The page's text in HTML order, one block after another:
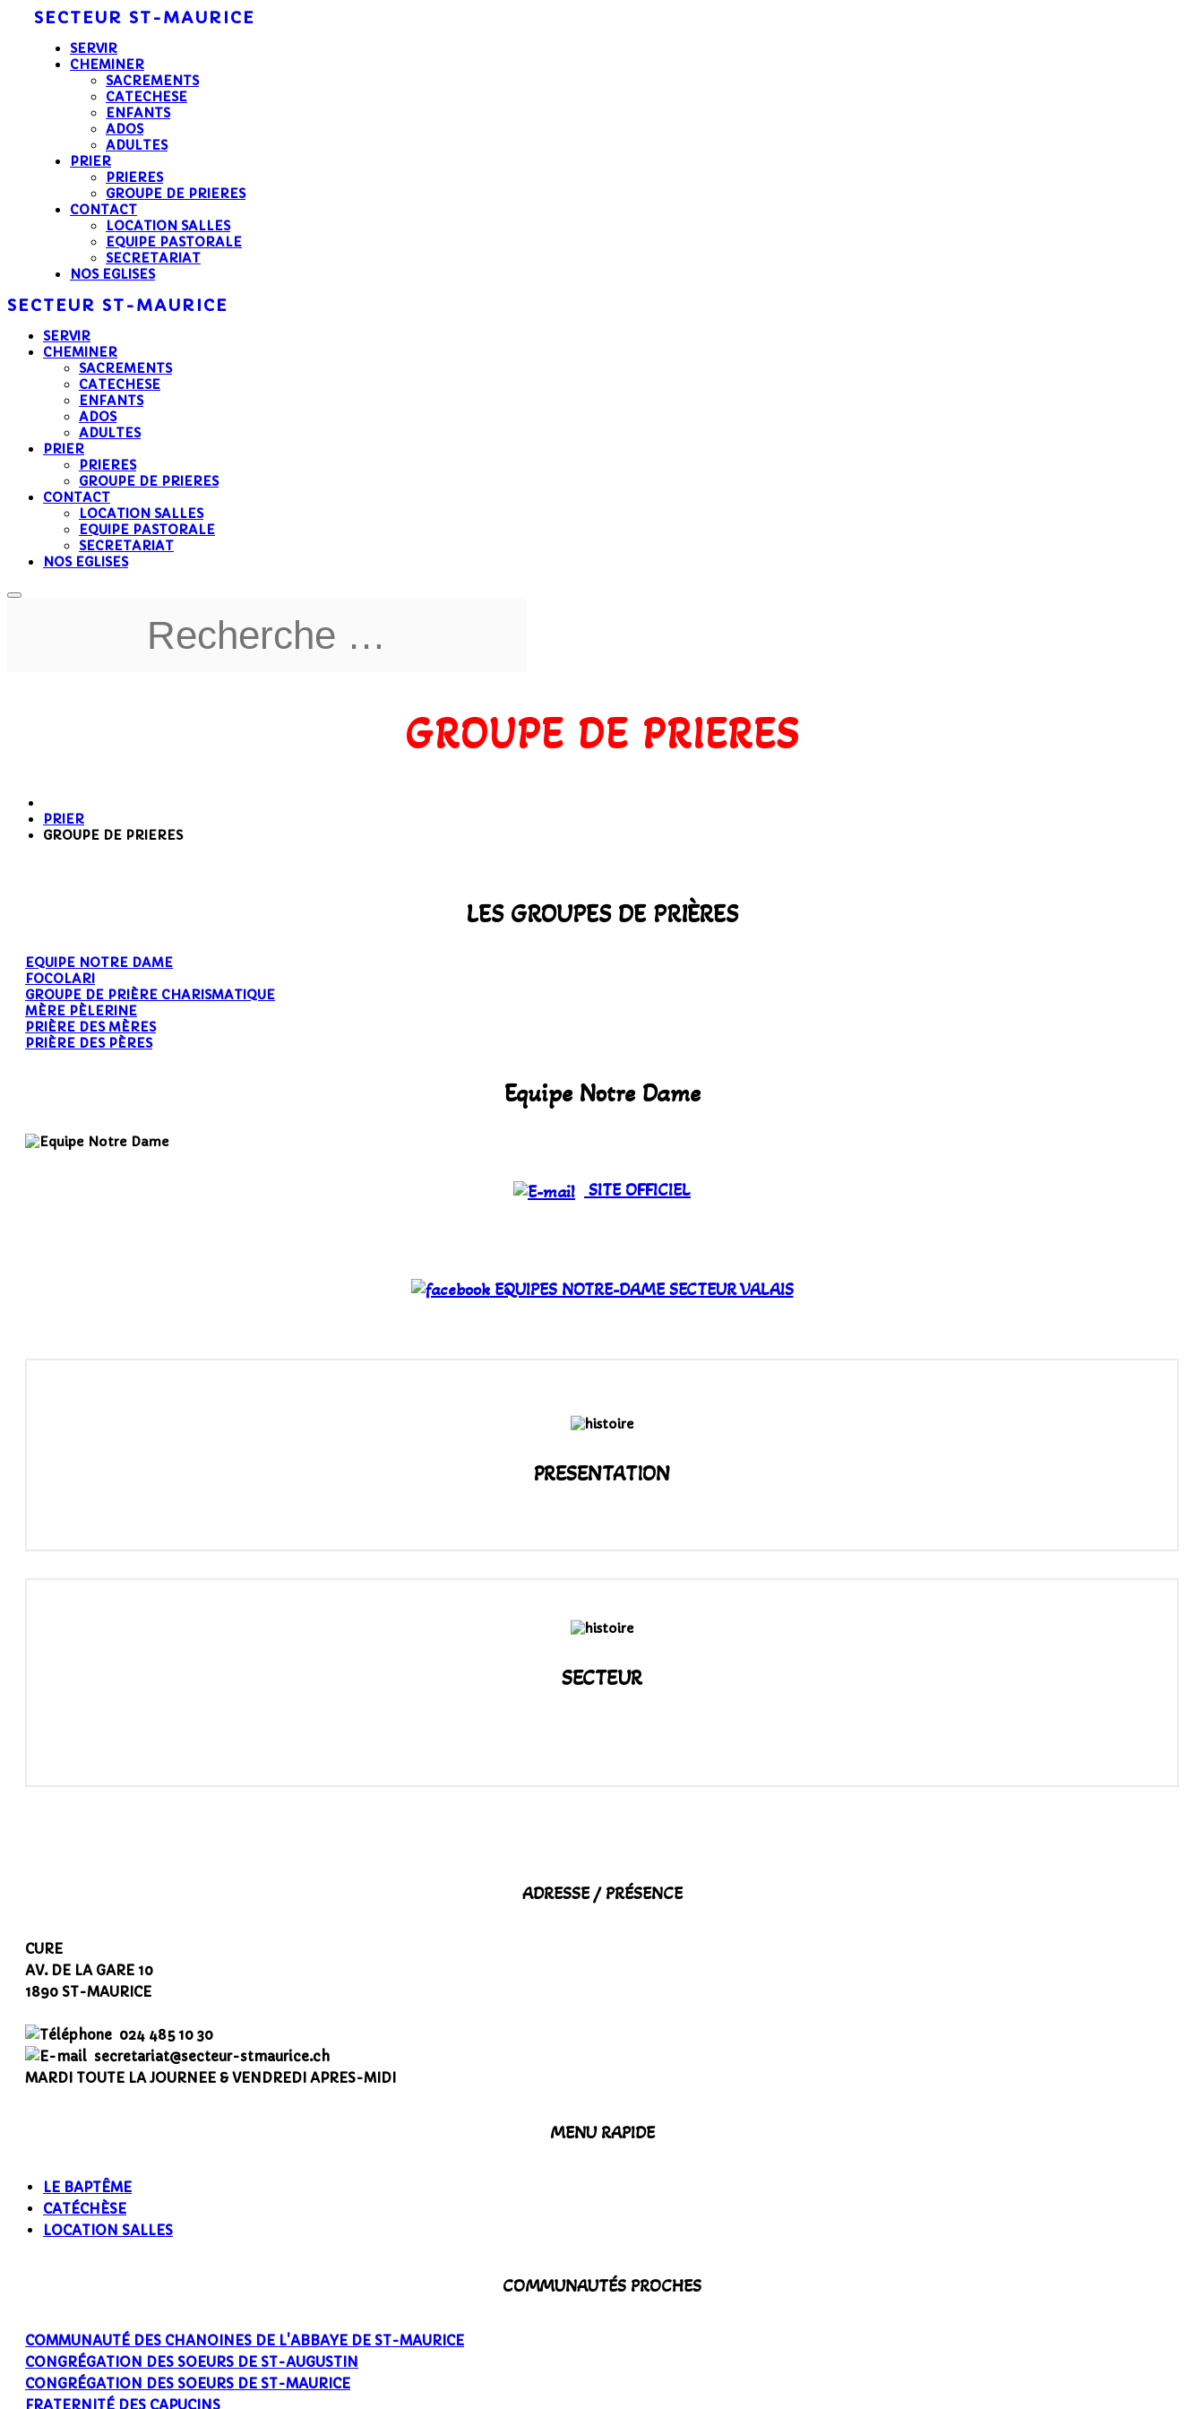
SECTEUR ST-MAURICE
SERVIR
CHEMINER
SACREMENTS
CATECHESE
ENFANTS
ADOS
ADULTES
PRIER
PRIERES
GROUPE DE PRIERES
CONTACT
LOCATION SALLES
EQUIPE PASTORALE
SECRETARIAT
NOS EGLISES
SECTEUR ST-MAURICE
SERVIR
CHEMINER
SACREMENTS
CATECHESE
ENFANTS
ADOS
ADULTES
PRIER
PRIERES
GROUPE DE PRIERES
CONTACT
LOCATION SALLES
EQUIPE PASTORALE
SECRETARIAT
NOS EGLISES
GROUPE DE PRIERES
PRIER
GROUPE DE PRIERES
LES GROUPES DE PRIÈRES
EQUIPE NOTRE DAME
FOCOLARI
GROUPE DE PRIÈRE CHARISMATIQUE
MÈRE PÈLERINE
PRIÈRE DES MÈRES
PRIÈRE DES PÈRES
Equipe Notre Dame
SITE OFFICIEL
EQUIPES NOTRE-DAME SECTEUR VALAIS
PRESENTATION
SECTEUR
ADRESSE / PRÉSENCE
CURE
AV. DE LA GARE 10
1890 ST-MAURICE
024 485 10 30
secretariat@secteur-stmaurice.ch
MARDI TOUTE LA JOURNEE & VENDREDI APRES-MIDI
MENU RAPIDE
LE BAPTÊME
CATÉCHÈSE
LOCATION SALLES
COMMUNAUTÉS PROCHES
COMMUNAUTÉ DES CHANOINES DE L'ABBAYE DE ST-MAURICE
CONGRÉGATION DES SOEURS DE ST-AUGUSTIN
CONGRÉGATION DES SOEURS DE ST-MAURICE
FRATERNITÉ DES CAPUCINS